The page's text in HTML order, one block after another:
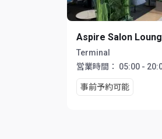
Aspire Salon
Terminal
営業時間：
05:00 -
事前予約可能